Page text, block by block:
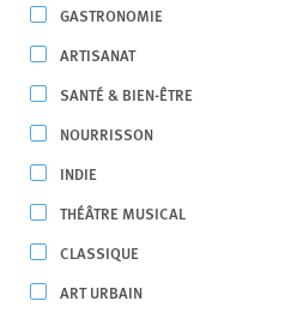
GASTRONOMIE
ARTISANAT
SANTÉ & BIEN-ÊTRE
NOURRISSON
INDIE
THÉÂTRE MUSICAL
CLASSIQUE
ART URBAIN